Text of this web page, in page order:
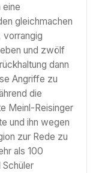
eine
gleichmachen
vorrangig
und zwölf
dann
Angriffe zu
die
Meinl-Reisinger
und ihn wegen
zur Rede zu
als 100
Schüler